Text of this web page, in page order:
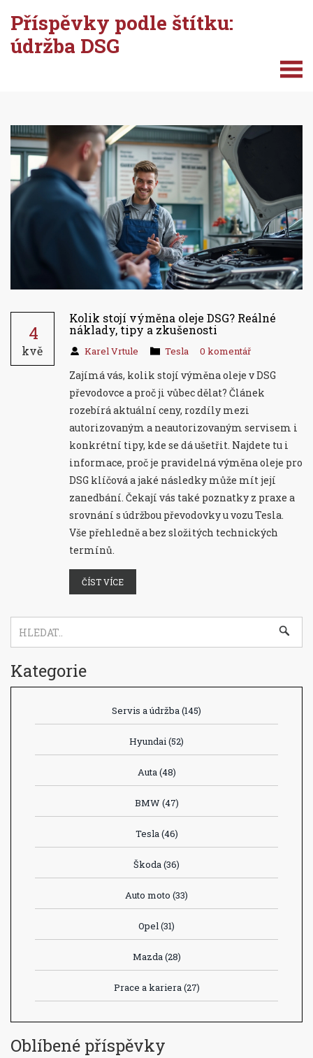
Příspěvky podle štítku:
údržba DSG
4
kvě
Kolik stojí výměna oleje DSG? Reálné
náklady, tipy a zkušenosti
Karel Vrtule Tesla 0 komentář
Zajímá vás, kolik stojí výměna oleje v DSG
převodovce a proč ji vůbec dělat? Článek
rozebírá aktuální ceny, rozdíly mezi
autorizovaným a neautorizovaným servisem i
konkrétní tipy, kde se dá ušetřit. Najdete tu i
informace, proč je pravidelná výměna oleje pro
DSG klíčová a jaké následky může mít její
zanedbání. Čekají vás také poznatky z praxe a
srovnání s údržbou převodovky u vozu Tesla.
Vše přehledně a bez složitých technických
termínů.
ČÍST VÍCE
Kategorie
Servis a údržba(145)
Hyundai(52)
Auta(48)
BMW (47)
Tesla(46)
Škoda(36)
Auto moto (33)
Opel(31)
Mazda(28)
Prace a kariera(27)
Oblíbené příspěvky